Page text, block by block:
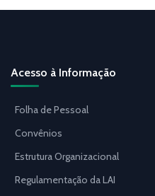
Acesso à Informação
Folha de Pessoal
Convênios
Estrutura Organizacional
Regulamentação da LAI